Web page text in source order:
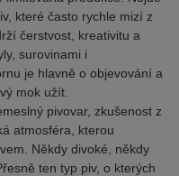
které často rychle mizí z
čerstvost, kreativitu a
surovinami i
je hlavně o objevování a
mok užít.
pivovar, zkušenost z
atmosféra, kterou
Někdy divoké, někdy
ten typ piv, o kterých